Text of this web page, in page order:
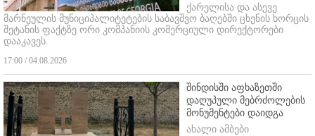
ქარელისა და ასევე
მარნეულის მუნიციპალიტეტების საბავშვო ბაღებში ცხენის ხორცის
შეტანის ფაქტზე ორი კომპანიის კომერციული დირექტორები
დააკავეს.
17:00 / 04.08.2026
შინდისში აფხაზეთში
დაღუპული მებრძოლების
მონუმენტები დაიდგა
ახალი ამბები